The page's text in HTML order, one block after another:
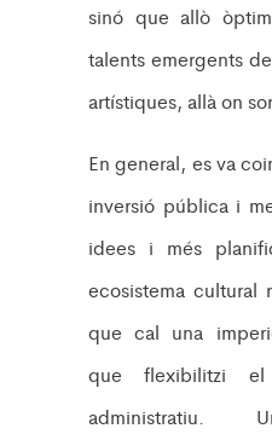
sinó que allò
talents emergents
artístiques, allà on
En general, es va
inversió pública i
idees i més
ecosistema cultural
que cal una
que flexibilitzi
administratiu.